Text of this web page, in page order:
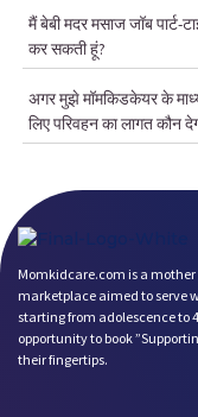
मैं बेबी मदर मसाज जॉब
कर सकती हूं?
अगर मुझे मॉमकिडकेयर के
लिए परिवहन का लागत कौन
Momkidcare.com is a
marketplace aimed to serve
starting from adolescence to
opportunity to book
their fingertips.